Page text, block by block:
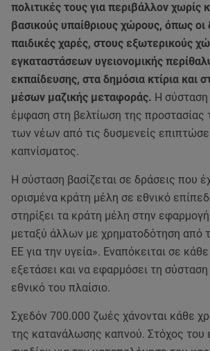
πολιτικές τους για περιβάλλον χωρίς
βασικούς υπαίθριους χώρους, όπως οι
παιδικές χαρές, στους εξωτερικούς
εγκαταστάσεων υγειονομικής
εκπαίδευσης, στα δημόσια κτίρια και
μέσων μαζικής μεταφοράς. Η σύσταση
έμφαση στη βελτίωση της προστασίας
των νέων από τις δυσμενείς
καπνίσματος.
Η σύσταση βασίζεται σε δράσεις που
ορισμένα κράτη μέλη σε εθνικό
στηρίξει τα κράτη μέλη στην
μεταξύ άλλων με χρηματοδότηση από
ΕΕ για την υγεία». Εναπόκειται σε
εξετάσει και να εφαρμόσει τη
εθνικό του πλαίσιο.
Σχεδόν 700.000 ζωές χάνονται κάθε
της κατανάλωσης καπνού. Στόχος του